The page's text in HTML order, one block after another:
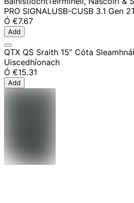
PRO SIGNALUSB-CUSB 3.1 Gen 2
Ó €7.67
Add
QTX QS Sraith 15” Cóta
Uiscedhíonach
Ó €15.31
Add